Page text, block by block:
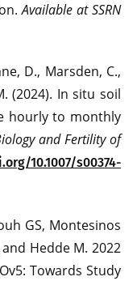
Available at SSRN
D., Marsden, C.,
(2024). In situ soil
hourly to monthly
and Fertility of
10.1007/s00374-
GS, Montesinos
Hedde M. 2022
Towards Study